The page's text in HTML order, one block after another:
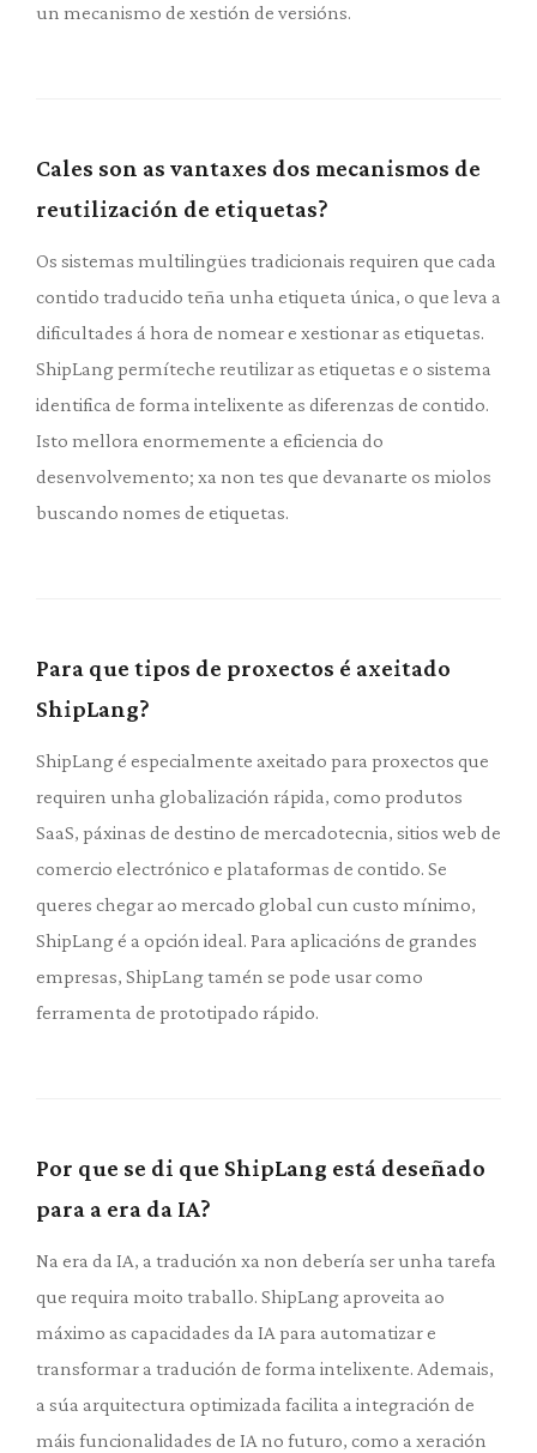
un mecanismo de xestión de versións.
Cales son as vantaxes dos mecanismos de
reutilización de etiquetas?
Os sistemas multilingües tradicionais requiren que cada
contido traducido teña unha etiqueta única, o que leva a
dificultades á hora de nomear e xestionar as etiquetas.
ShipLang permíteche reutilizar as etiquetas e o sistema
identifica de forma intelixente as diferenzas de contido.
Isto mellora enormemente a eficiencia do
desenvolvemento; xa non tes que devanarte os miolos
buscando nomes de etiquetas.
Para que tipos de proxectos é axeitado
ShipLang?
ShipLang é especialmente axeitado para proxectos que
requiren unha globalización rápida, como produtos
SaaS, páxinas de destino de mercadotecnia, sitios web de
comercio electrónico e plataformas de contido. Se
queres chegar ao mercado global cun custo mínimo,
ShipLang é a opción ideal. Para aplicacións de grandes
empresas, ShipLang tamén se pode usar como
ferramenta de prototipado rápido.
Por que se di que ShipLang está deseñado
para a era da IA?
Na era da IA, a tradución xa non debería ser unha tarefa
que requira moito traballo. ShipLang aproveita ao
máximo as capacidades da IA ​​para automatizar e
transformar a tradución de forma intelixente. Ademais,
a súa arquitectura optimizada facilita a integración de
máis funcionalidades de IA no futuro, como a xeración